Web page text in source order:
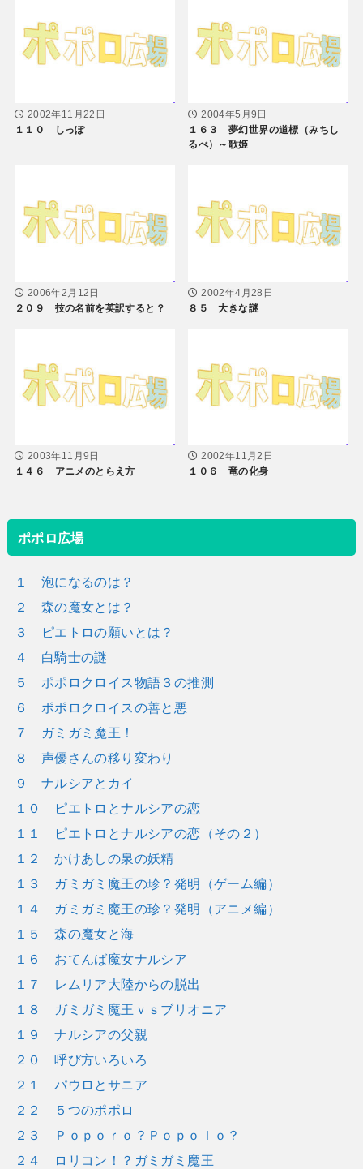
2002年11月22日
１１０ しっぽ
2004年5月9日
１６３ 夢幻世界の道標（みちし
るべ）～歌姫
2006年2月12日
２０９ 技の名前を英訳すると？
2002年4月28日
８５ 大きな謎
2003年11月9日
１４６ アニメのとらえ方
2002年11月2日
１０６ 竜の化身
ポポロ広場
１ 泡になるのは？
２ 森の魔女とは？
３ ピエトロの願いとは？
４ 白騎士の謎
５ ポポロクロイス物語３の推測
６ ポポロクロイスの善と悪
７ ガミガミ魔王！
８ 声優さんの移り変わり
９ ナルシアとカイ
１０ ピエトロとナルシアの恋
１１ ピエトロとナルシアの恋（その２）
１２ かけあしの泉の妖精
１３ ガミガミ魔王の珍？発明（ゲーム編）
１４ ガミガミ魔王の珍？発明（アニメ編）
１５ 森の魔女と海
１６ おてんば魔女ナルシア
１７ レムリア大陸からの脱出
１８ ガミガミ魔王ｖｓブリオニア
１９ ナルシアの父親
２０ 呼び方いろいろ
２１ パウロとサニア
２２ ５つのポポロ
２３ Ｐｏｐｏｒｏ？Ｐｏｐｏｌｏ？
２４ ロリコン！？ガミガミ魔王